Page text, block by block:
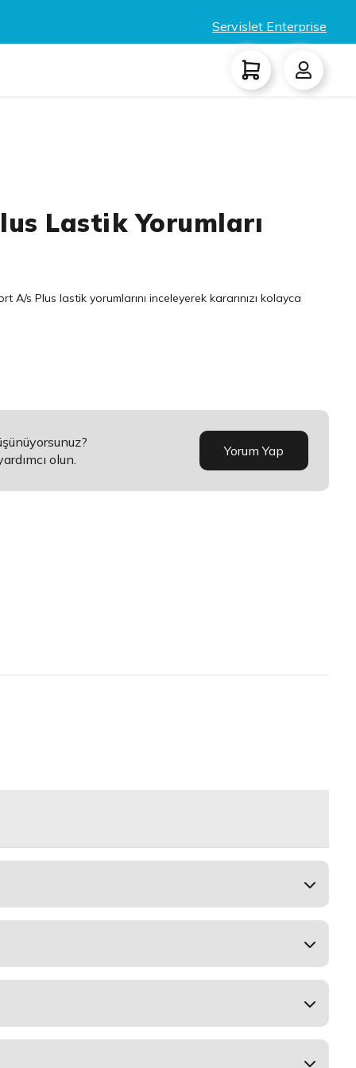
Servislet Enterprise
Lastik Yorumları
A/s Plus lastik yorumlarını inceleyerek kararınızı kolayca
olun.
Yorum Yap